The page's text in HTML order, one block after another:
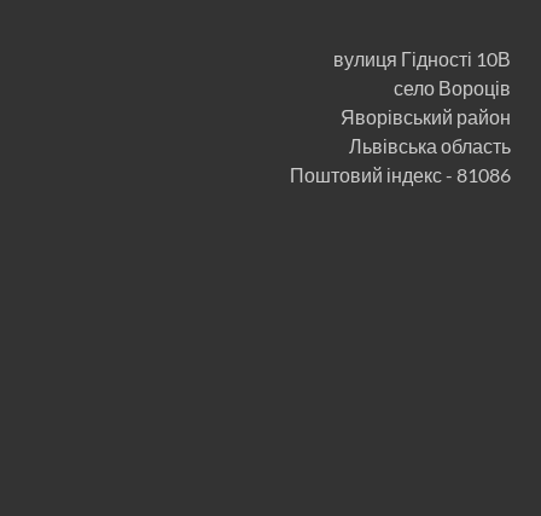
вулиця Гідності 10В
село Вороців
Яворівський район
Львівська область
Поштовий індекс - 81086